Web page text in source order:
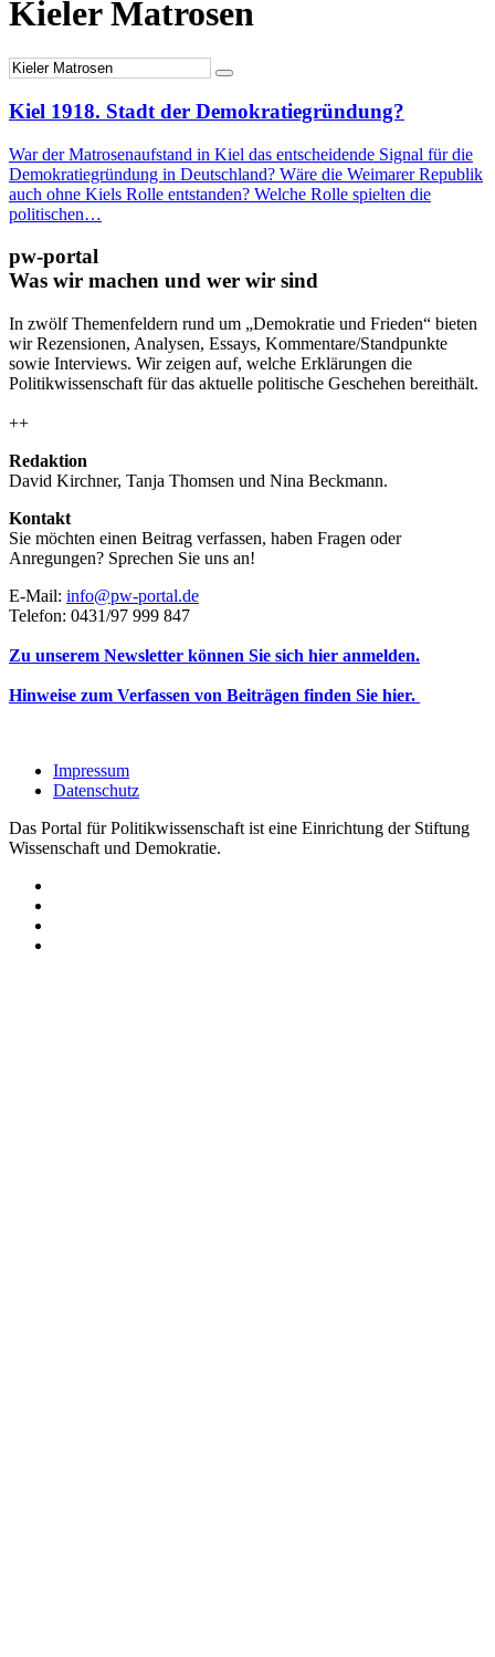
Kieler Matrosen
Kiel 1918. Stadt der Demokratiegründung?
War der Matrosenaufstand in Kiel das entscheidende Signal für die
Demokratiegründung in Deutschland? Wäre die Weimarer Republik
auch ohne Kiels Rolle entstanden? Welche Rolle spielten die
politischen…
pw-portal
Was wir machen und wer wir sind
In zwölf Themenfeldern rund um „Demokratie und Frieden“ bieten
wir Rezensionen, Analysen, Essays, Kommentare/Standpunkte
sowie Interviews. Wir zeigen auf, welche Erklärungen die
Politikwissenschaft für das aktuelle politische Geschehen bereithält.
++
Redaktion
David Kirchner, Tanja Thomsen und Nina Beckmann.
Kontakt
Sie möchten einen Beitrag verfassen, haben Fragen oder
Anregungen? Sprechen Sie uns an!
E-Mail: info@pw-portal.de
Telefon: 0431/97 999 847
Zu unserem Newsletter können Sie sich hier anmelden.
Hinweise zum Verfassen von Beiträgen finden Sie hier.
Impressum
Datenschutz
Das Portal für Politikwissenschaft ist eine Einrichtung der Stiftung
Wissenschaft und Demokratie.